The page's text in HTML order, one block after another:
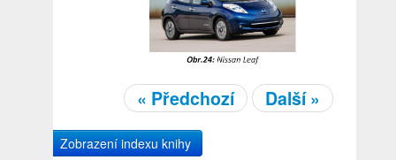
« Předchozí Další »
Zobrazení indexu knihy